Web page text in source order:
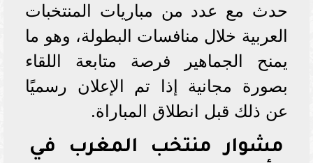
حدث مع عدد من مباريات المنتخبات
العربية خلال منافسات البطولة، وهو ما
يمنح الجماهير فرصة متابعة اللقاء
بصورة مجانية إذا تم الإعلان رسميًا
عن ذلك قبل انطلاق المباراة.
مشوار منتخب المغرب في